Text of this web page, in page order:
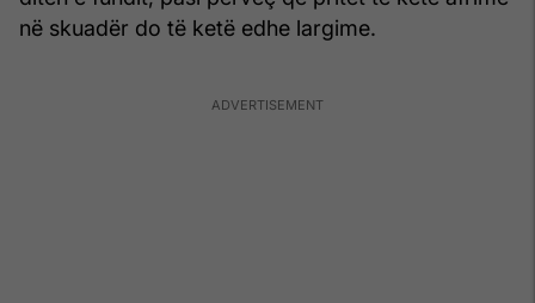
në skuadër do të ketë edhe largime.